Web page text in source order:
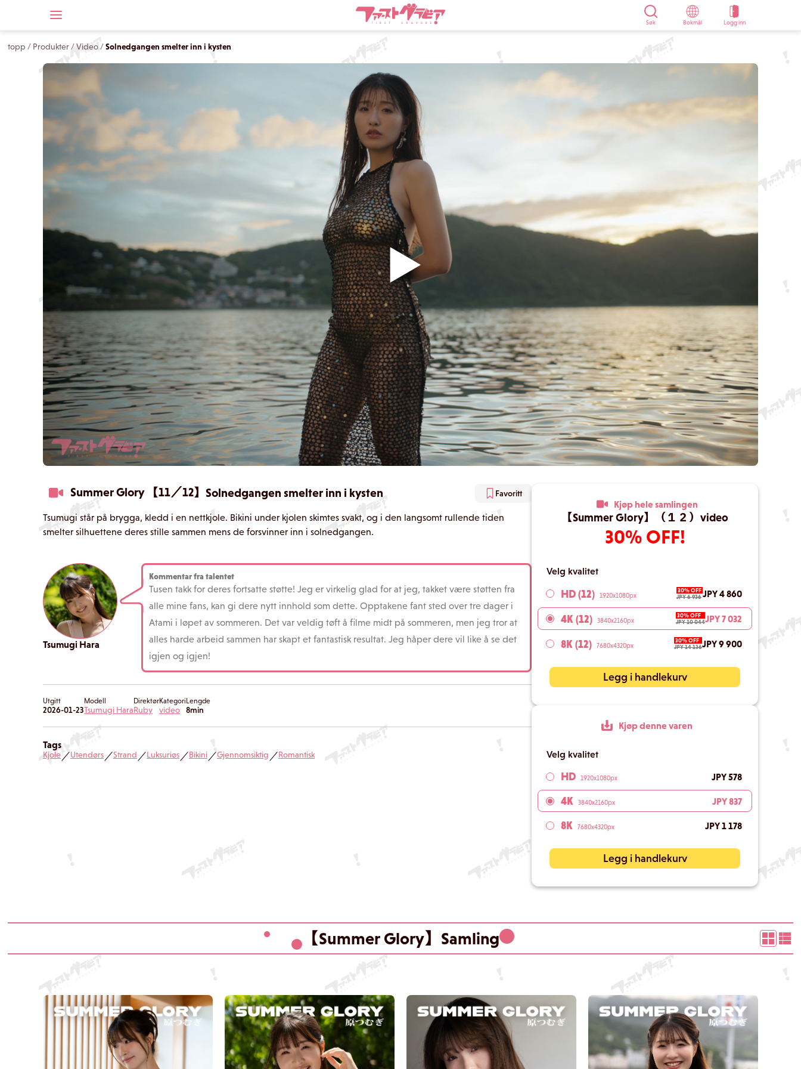
Søk Bokmål Logg inn
topp / Produkter /Video/Solnedgangen smelter inn i kysten
Summer Glory 【11／12】 Solnedgangen smelter inn i kysten Favoritt
Tsumugi står på brygga, kledd i en nettkjole. Bikini under kjolen skimtes svakt, og i den langsomt rullende tiden
smelter silhuettene deres stille sammen mens de forsvinner inn i solnedgangen.
Tsumugi Hara
Kommentar fra talentet
Tusen takk for deres fortsatte støtte! Jeg er virkelig glad for at jeg, takket være støtten fra
alle mine fans, kan gi dere nytt innhold som dette. Opptakene fant sted over tre dager i
Atami i løpet av sommeren. Det var veldig tøft å filme midt på sommeren, men jeg tror at
alles harde arbeid sammen har skapt et fantastisk resultat. Jeg håper dere vil like å se det
igjen og igjen!
Utgitt
2026-01-23
Modell
Tsumugi Hara
Direktør
Ruby
Kategori
video
Lengde
8min
Tags
Kjole／Utendørs／Strand ／Luksuriøs／Bikini／Gjennomsiktig ／Romantisk
Kjøp hele samlingen
【Summer Glory】（１２）video
30% OFF!
Velg kvalitet
HD (12) 1920x1080px
30% OFF
JPY 6 936JPY 4 860
4K (12) 3840x2160px
30% OFF
JPY 10 044JPY 7 032
8K (12) 7680x4320px
30% OFF
JPY 14 136JPY 9 900
Legg i handlekurv
Kjøp denne varen
Velg kvalitet
HD 1920x1080px JPY 578
4K 3840x2160px JPY 837
8K 7680x4320px JPY 1 178
Legg i handlekurv
【Summer Glory】Samling